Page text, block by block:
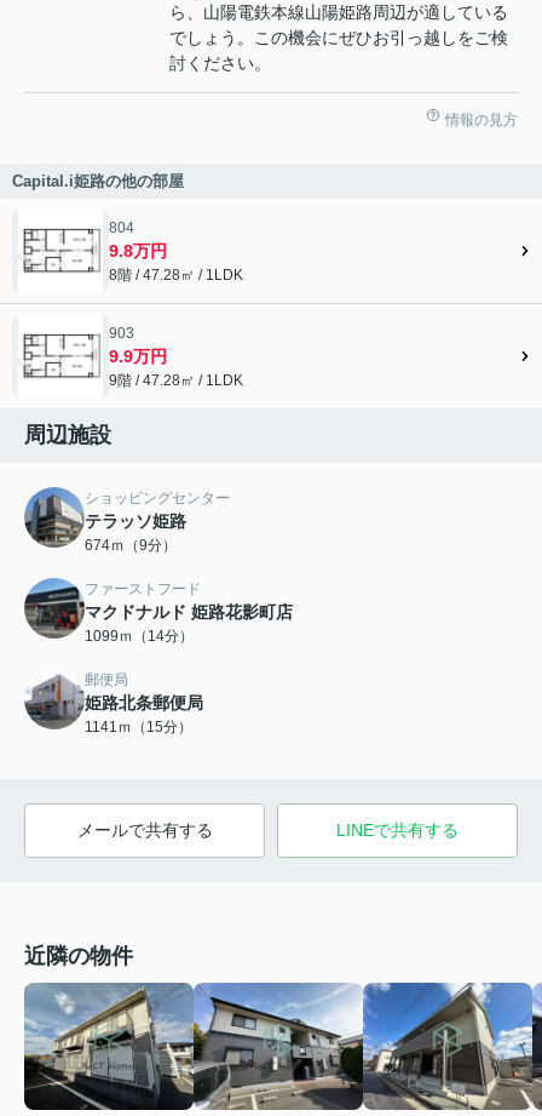
ら、山陽電鉄本線山陽姫路周辺が適している
でしょう。この機会にぜひお引っ越しをご検
討ください。
情報の見方
Capital.i姫路の他の部屋
804
9.8万円
8階 / 47.28㎡ / 1LDK
903
9.9万円
9階 / 47.28㎡ / 1LDK
周辺施設
ショッピングセンター
テラッソ姫路
674ｍ（9分）
ファーストフード
マクドナルド 姫路花影町店
1099ｍ（14分）
郵便局
姫路北条郵便局
1141ｍ（15分）
メールで共有する LINEで共有する
近隣の物件